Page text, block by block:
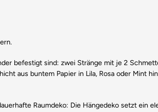
befestigt sind: zwei Stränge mit je 2
aus buntem Papier in Lila, Rosa oder Mint
Raumdeko: Die Hängedeko setzt ein